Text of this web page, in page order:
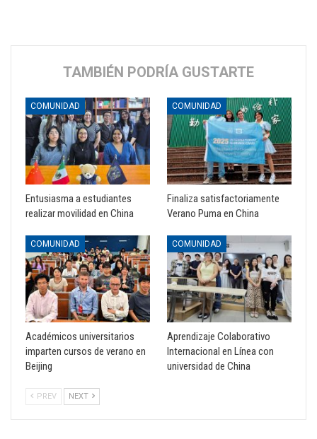
TAMBIÉN PODRÍA GUSTARTE
COMUNIDAD
Entusiasma a estudiantes
realizar movilidad en China
COMUNIDAD
Finaliza satisfactoriamente
Verano Puma en China
COMUNIDAD
Académicos universitarios
imparten cursos de verano en
Beijing
COMUNIDAD
Aprendizaje Colaborativo
Internacional en Línea con
universidad de China
PREV NEXT